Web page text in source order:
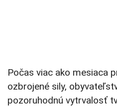
Počas viac ako mesiaca
ozbrojené sily,
pozoruhodnú vytrvalosť